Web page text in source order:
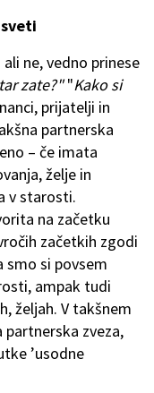
ne, vedno prinese
zate?""Kako si
prijatelji in
partnerska
– če imata
želje in
v starosti.
na začetku
začetkih zgodi
smo si povsem
ampak tudi
željah. V takšnem
zveza,
’usodne